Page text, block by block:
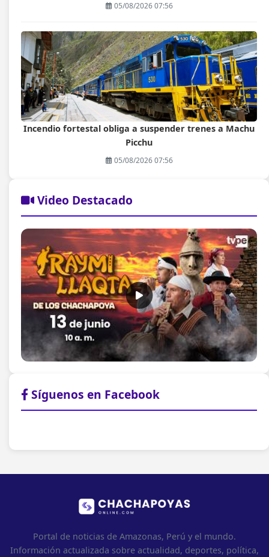
05/08/2026 07:56
Incendio fortestal obliga a suspender trenes a Machu
Picchu
05/08/2026 07:56
Video Destacado
Síguenos en Facebook
Portal de noticias de Amazonas, Perú y el mundo.
Información actualizada sobre actualidad, deportes, política,